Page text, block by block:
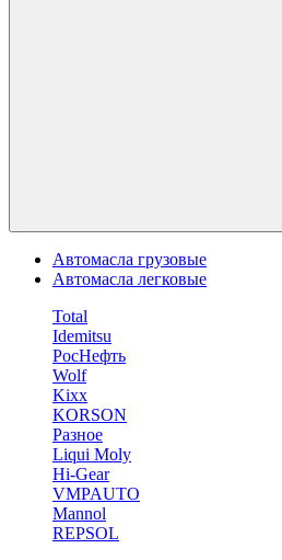
Автомасла грузовые
Автомасла легковые
Total
Idemitsu
РосНефть
Wolf
Kixx
KORSON
Разное
Liqui Moly
Hi-Gear
VMPAUTO
Mannol
REPSOL